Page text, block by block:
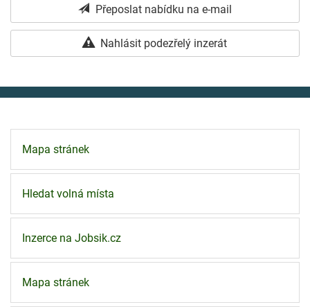
Přeposlat nabídku na e-mail
Nahlásit podezřelý inzerát
Mapa stránek
Hledat volná místa
Inzerce na Jobsik.cz
Mapa stránek